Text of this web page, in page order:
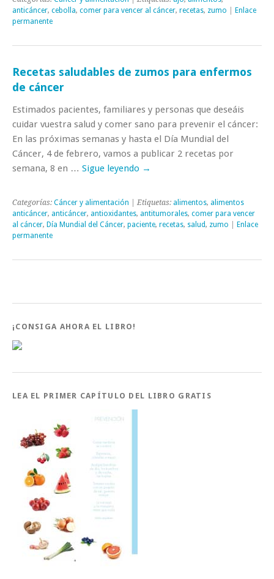
anticáncer, cebolla, comer para vencer al cáncer, recetas, zumo
Enlace
permanente
Recetas saludables de zumos para enfermos
de cáncer
Estimados pacientes, familiares y personas que deseáis
cuidar vuestra salud y comer sano para prevenir el cáncer:
En las próximas semanas y hasta el Día Mundial del
Cáncer, 4 de febrero, vamos a publicar 2 recetas por
semana, 8 en … Sigue leyendo →
Categorías: Cáncer y alimentación | Etiquetas: alimentos, alimentos
anticáncer, anticáncer, antioxidantes, antitumorales, comer para vencer
al cáncer, Día Mundial del Cáncer, paciente, recetas, salud, zumo
Enlace
permanente
¡CONSIGA AHORA EL LIBRO!
LEA EL PRIMER CAPÍTULO DEL LIBRO GRATIS